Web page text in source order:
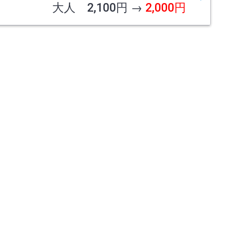
大人 2,100円 → 2,000円